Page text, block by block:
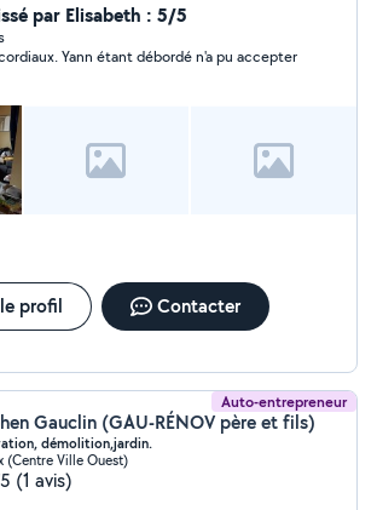
par Elisabeth : 5/5
profil Contacter
Auto-entrepreneur
Gauclin (GAU-RÉNOV père et fils)
démolition,jardin.
(Centre Ville Ouest)
(1 avis)